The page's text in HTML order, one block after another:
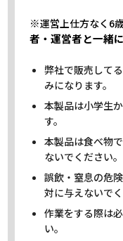
※運営上仕方なく6
者・運営者と一緒
弊社で販売して
みになります。
本製品は小学生
す。
本製品は食べ物
ないでください。
誤飲・窒息の危
対に与えないでく
作業をする際は
い。